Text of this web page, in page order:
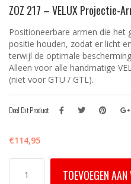
ZOZ 217 – VELUX Projectie-
Positioneerbare armen die het
positie houden, zodat er licht
terwijl de optimale
Alleen voor alle handmatige
(niet voor GTU / GTL).
Deel Dit Product
€114,95
TOEVOEGEN